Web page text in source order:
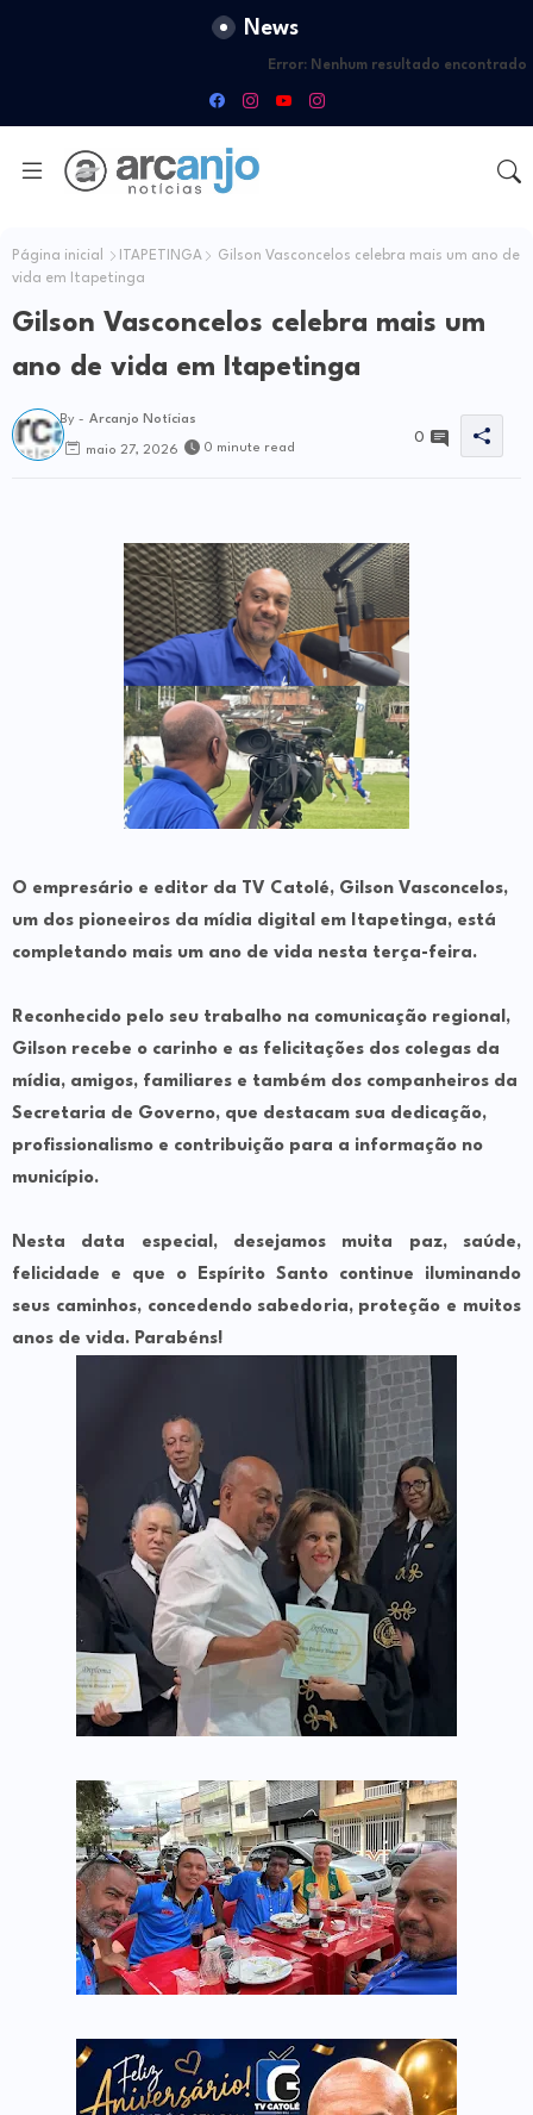
News
Error: Nenhum resultado encontrado
Página inicial ITAPETINGA
Gilson Vasconcelos celebra mais um ano de
vida em Itapetinga
Gilson Vasconcelos celebra mais um
ano de vida em Itapetinga
By - Arcanjo Notícias
maio 27, 2026 0 minute read
0
O empresário e editor da TV Catolé, Gilson Vasconcelos,
um dos pioneeiros da mídia digital em Itapetinga, está
completando mais um ano de vida nesta terça-feira.
Reconhecido pelo seu trabalho na comunicação regional,
Gilson recebe o carinho e as felicitações dos colegas da
mídia, amigos, familiares e também dos companheiros da
Secretaria de Governo, que destacam sua dedicação,
profissionalismo e contribuição para a informação no
município.
Nesta data especial, desejamos muita paz, saúde,
felicidade e que o Espírito Santo continue iluminando
seus caminhos, concedendo sabedoria, proteção e muitos
anos de vida. Parabéns!